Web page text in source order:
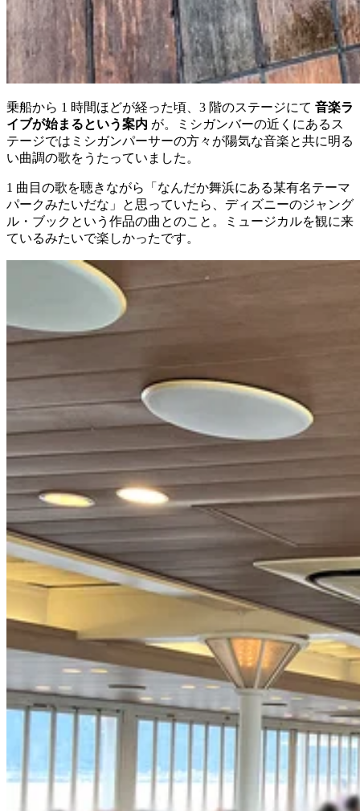
乗船から 1 時間ほどが経った頃、3 階のステージにて 音楽ラ
イブが始まるという案内 が。ミシガンバーの近くにあるス
テージではミシガンパーサーの方々が陽気な音楽と共に明る
い曲調の歌をうたっていました。
1 曲目の歌を聴きながら「なんだか舞浜にある某有名テーマ
パークみたいだな」と思っていたら、ディズニーのジャング
ル・ブックという作品の曲とのこと。ミュージカルを観に来
ているみたいで楽しかったです。